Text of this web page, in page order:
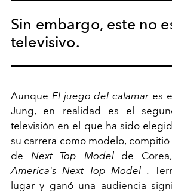
Sin embargo, este no
televisivo.
Aunque El juego del calamares
Jung, en realidad es el
televisión en el que ha sido
su carrera como modelo,
de Next Top Modelde
America's Next Top Model .
lugar y ganó una audiencia